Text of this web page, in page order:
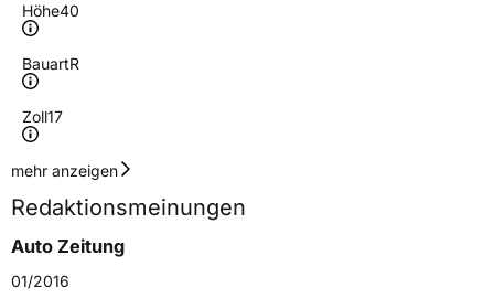
Höhe40
BauartR
Zoll17
Geschwindigkeitsindex
Höchstgeschwindigkeit
240 km/h
Lastindex95
mehr anzeigen
Redaktionsmeinungen
Auto Zeitung
01/2016